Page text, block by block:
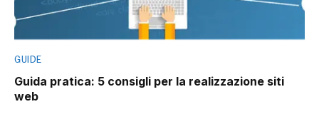
GUIDE
Guida pratica: 5 consigli per la realizzazione siti
web